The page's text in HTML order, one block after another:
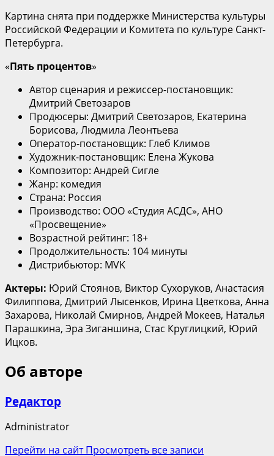
Картина снята при поддержке Министерства культуры
Российской Федерации и Комитета по культуре Санкт-
Петербурга.
«Пять процентов»
Автор сценария и режиссер-постановщик:
Дмитрий Светозаров
Продюсеры: Дмитрий Светозаров, Екатерина
Борисова, Людмила Леонтьева
Оператор-постановщик: Глеб Климов
Художник-постановщик: Елена Жукова
Композитор: Андрей Сигле
Жанр: комедия
Страна: Россия
Производство: ООО «Студия АСДС», АНО
«Просвещение»
Возрастной рейтинг: 18+
Продолжительность: 104 минуты
Дистрибьютор: MVK
Актеры: Юрий Стоянов, Виктор Сухоруков, Анастасия
Филиппова, Дмитрий Лысенков, Ирина Цветкова, Анна
Захарова, Николай Смирнов, Андрей Мокеев, Наталья
Парашкина, Эра Зиганшина, Стас Круглицкий, Юрий
Ицков.
Об авторе
Редактор
Administrator
Перейти на сайтПросмотреть все записи